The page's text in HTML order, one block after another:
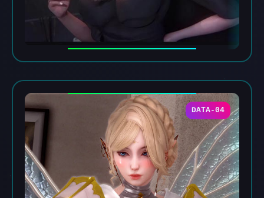
DATA-04